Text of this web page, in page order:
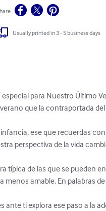
Usually printed in 3 - 5 business days
para Nuestro Último
que la contraportada
ese que recuerdas
perspectiva de la vida
típica de las que se pueden
menos amable. En palabras
ante ti explora ese paso a la